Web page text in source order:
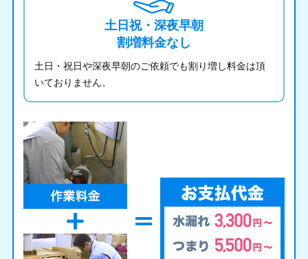
土日祝・深夜早朝
割増料金なし
土日・祝日や深夜早朝のご依頼でも割り増し料金は頂
いておりません。